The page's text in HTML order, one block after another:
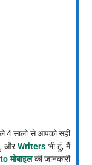
4 सालो से आपको सही
औरWriters भी हूं, मैं
मोबाइलकी जानकारी